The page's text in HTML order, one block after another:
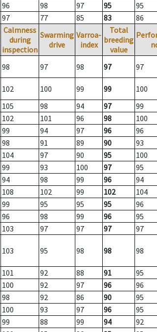
96 98 97 95
95
97 77 85 83 86
Calmness
during
inspection
Swarming
drive
Varroa-
index
Total
breeding
value
98 97 98 97 97
102 100 99 99
100
105 98 94 97
99
102 101 96 98
100
99 94 97 96
96
98 91 89 90
93
104 97 90 95
100
99 93 100 97
95
94 98 99 96
94
108 102 99 102
104
99 95 95 95
96
96 98 99 96
95
103 97 97 97 97
103 95 98 98 98
101 92 88 91
95
100 92 97 96
96
98 92 86 90
95
100 93 97 96
95
99 88 99 94
92